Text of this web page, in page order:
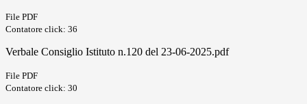
File PDF
Contatore click: 36
Verbale Consiglio Istituto n.120 del 23-06-2025.pdf
File PDF
Contatore click: 30